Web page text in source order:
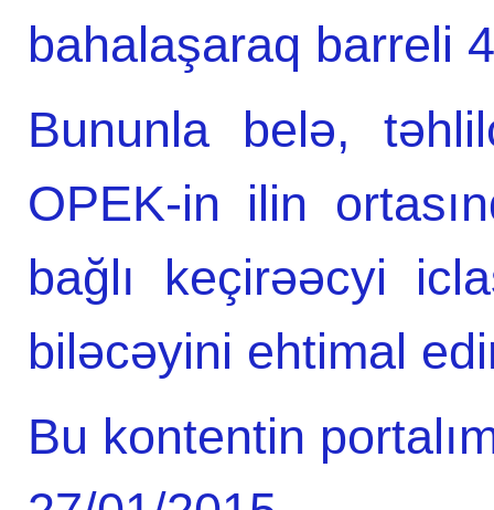
bahalaşaraq barreli
Bununla belə,
OPEK-in ilin
bağlı keçirəəcyi
biləcəyini ehtimal
Bu kontentin